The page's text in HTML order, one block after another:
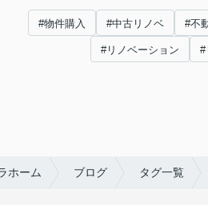
#物件購入 #中古リノベ #不
#リノベーション #
ホーム ブログ タグ一覧